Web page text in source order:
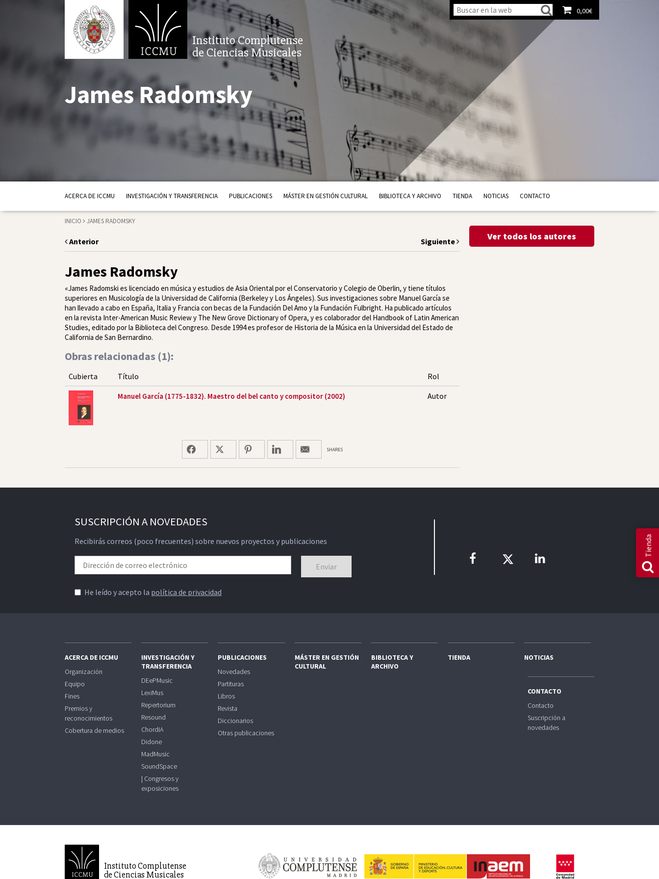
Instituto Complutense
de Ciencias Musicales
0,00€
Tienda
James Radomsky
ACERCA DE ICCMU INVESTIGACIÓN Y TRANSFERENCIA PUBLICACIONES MÁSTER EN GESTIÓN CULTURAL BIBLIOTECA Y ARCHIVO TIENDA NOTICIAS CONTACTO
INICIO JAMES RADOMSKY
Anterior Siguiente
James Radomsky
«James Radomski es licenciado en música y estudios de Asia Oriental por el Conservatorio y Colegio de Oberlin, y tiene títulos
superiores en Musicología de la Universidad de California (Berkeley y Los Ángeles). Sus investigaciones sobre Manuel García se
han llevado a cabo en España, Italia y Francia con becas de la Fundación Del Amo y la Fundación Fulbright. Ha publicado artículos
en la revista Inter-American Music Review y The New Grove Dictionary of Opera, y es colaborador del Handbook of Latin American
Studies, editado por la Biblioteca del Congreso. Desde 1994 es profesor de Historia de la Música en la Universidad del Estado de
California de San Bernardino.
Obras relacionadas (1):
Cubierta Título Rol
Manuel García (1775-1832). Maestro del bel canto y compositor (2002) Autor
SHARES
Ver todos los autores
SUSCRIPCIÓN A NOVEDADES
Recibirás correos (poco frecuentes) sobre nuevos proyectos y publicaciones
He leído y acepto la política de privacidad
ACERCA DE ICCMU
Organización
Equipo
Fines
Premios y
reconocimientos
Cobertura de medios
INVESTIGACIÓN Y
TRANSFERENCIA
DEePMusic
LexiMus
Repertorium
Resound
ChordIA
Didone
MadMusic
SoundSpace
| Congresos y
exposiciones
PUBLICACIONES
Novedades
Partituras
Libros
Revista
Diccionarios
Otras publicaciones
MÁSTER EN GESTIÓN
CULTURAL
BIBLIOTECA Y
ARCHIVO
TIENDA NOTICIAS
CONTACTO
Contacto
Suscripción a
novedades
Instituto Complutense
de Ciencias Musicales